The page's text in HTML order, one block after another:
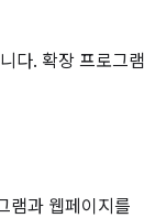
다. 확장 프로그램
램과 웹페이지를